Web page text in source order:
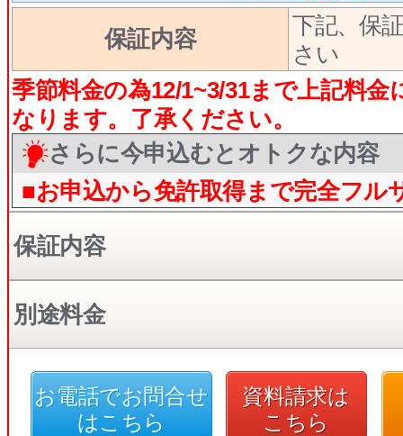
保証内容
下記、保
さい
季節料金の為12/1~3/31まで上記料金
なります。了承ください。
さらに今申込むとオトクな内容
■お申込から免許取得まで完全フル
保証内容
別途料金
お電話でお問合せ
はこちら
資料請求は
こちら